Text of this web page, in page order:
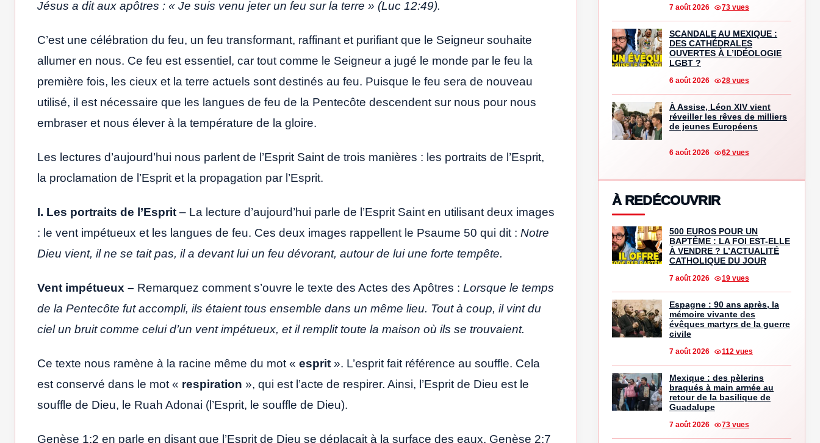
Jésus a dit aux apôtres : « Je suis venu jeter un feu sur la terre » (Luc 12:49).
C’est une célébration du feu, un feu transformant, raffinant et purifiant que le Seigneur souhaite
allumer en nous. Ce feu est essentiel, car tout comme le Seigneur a jugé le monde par le feu la
première fois, les cieux et la terre actuels sont destinés au feu. Puisque le feu sera de nouveau
utilisé, il est nécessaire que les langues de feu de la Pentecôte descendent sur nous pour nous
embraser et nous élever à la température de la gloire.
Les lectures d’aujourd’hui nous parlent de l’Esprit Saint de trois manières : les portraits de l’Esprit,
la proclamation de l’Esprit et la propagation par l’Esprit.
I. Les portraits de l’Esprit – La lecture d’aujourd’hui parle de l’Esprit Saint en utilisant deux images
: le vent impétueux et les langues de feu. Ces deux images rappellent le Psaume 50 qui dit : Notre
Dieu vient, il ne se tait pas, il a devant lui un feu dévorant, autour de lui une forte tempête.
Vent impétueux – Remarquez comment s’ouvre le texte des Actes des Apôtres : Lorsque le temps
de la Pentecôte fut accompli, ils étaient tous ensemble dans un même lieu. Tout à coup, il vint du
ciel un bruit comme celui d’un vent impétueux, et il remplit toute la maison où ils se trouvaient.
Ce texte nous ramène à la racine même du mot « esprit ». L’esprit fait référence au souffle. Cela
est conservé dans le mot « respiration », qui est l’acte de respirer. Ainsi, l’Esprit de Dieu est le
souffle de Dieu, le Ruah Adonai (l’Esprit, le souffle de Dieu).
Genèse 1:2 en parle en disant que l’Esprit de Dieu se déplaçait à la surface des eaux. Genèse 2:7
7 août 2026 73 vues
SCANDALE AU MEXIQUE :
DES CATHÉDRALES
OUVERTES À L’IDÉOLOGIE
LGBT ?
6 août 2026 28 vues
À Assise, Léon XIV vient
réveiller les rêves de milliers
de jeunes Européens
6 août 2026 62 vues
À REDÉCOUVRIR
500 EUROS POUR UN
BAPTÊME : LA FOI EST-ELLE
À VENDRE ? L’ACTUALITÉ
CATHOLIQUE DU JOUR
7 août 2026 19 vues
Espagne : 90 ans après, la
mémoire vivante des
évêques martyrs de la guerre
civile
7 août 2026 112 vues
Mexique : des pèlerins
braqués à main armée au
retour de la basilique de
Guadalupe
7 août 2026 73 vues